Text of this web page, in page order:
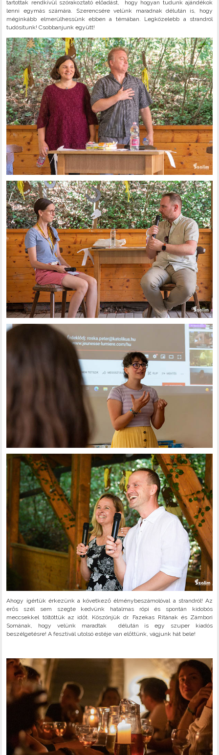
tartottak rendkívül szórakoztató előadást, hogy hogyan tudunk ajándékok
lenni egymás számára. Szerencsére velünk maradnak délután is, hogy
méginkább elmerülhessünk ebben a témában. Legközelebb a strandról
tudósítunk! Csobbanjunk együtt!
Ahogy ígértük érkezünk a következő élménybeszámolóval a strandról! Az
erős szél sem szegte kedvünk hatalmas röpi és spontán kidobós
meccsekkel töltöttük az időt. Köszönjük dr. Fazekas Ritának és Zámbori
Somának, hogy velünk maradtak délután is egy szuper kiadós
beszélgetésre! A fesztivál utolsó estéje van előttünk, vágjunk hát bele!